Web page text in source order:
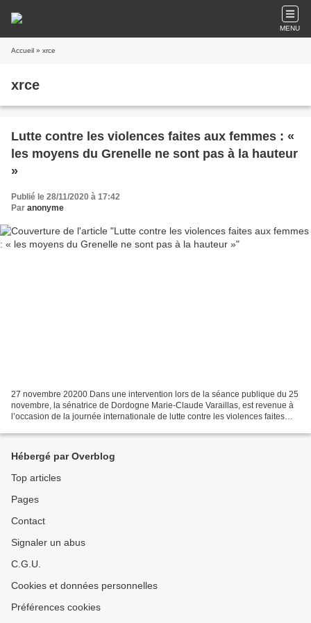
MENU
Accueil » xrce
xrce
Lutte contre les violences faites aux femmes : «
les moyens du Grenelle ne sont pas à la hauteur
»
Publié le 28/11/2020 à 17:42
Par anonyme
27 novembre 20200 Dans une intervention lors de la séance publique du 25
novembre, la sénatrice de Dordogne Marie-Claude Varaillas, est revenue à
l’occasion de la journée internationale de lutte contre les violences faites
Hébergé par Overblog
Top articles
Pages
Contact
Signaler un abus
C.G.U.
Cookies et données personnelles
Préférences cookies